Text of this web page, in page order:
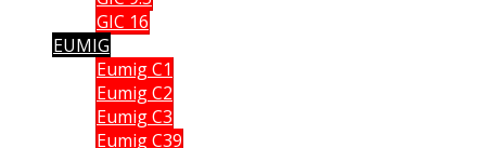
GIC 16
EUMIG
Eumig C1
Eumig C2
Eumig C3
Eumig C39